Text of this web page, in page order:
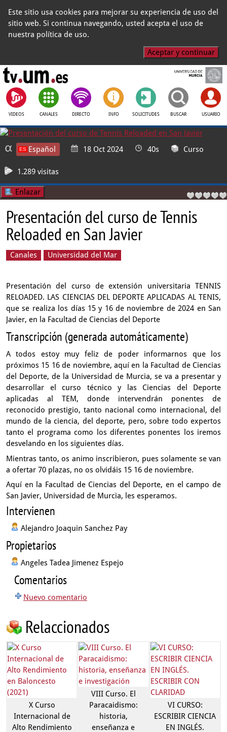
Este sitio usa cookies para mejorar su experiencia de uso del
sitio web. Si continua navegando, usted acepta el uso de
nuestra política de uso.
Aceptar y continuar
VIDEOS CANALES DIRECTO INFO SOLICITUDES BUSCAR USUARIO
Español 18 Oct 2024 40s Curso
1.289 visitas
Enlazar
Presentación del curso de Tennis
Reloaded en San Javier
Canales Universidad del Mar
Presentación del curso de extensión universitaria TENNIS
RELOADED. LAS CIENCIAS DEL DEPORTE APLICADAS AL TENIS,
que se realiza los días 15 y 16 de noviembre de 2024 en San
Javier, en la Facultad de Ciencias del Deporte
Transcripción (generada automáticamente)
A todos estoy muy feliz de poder informarnos que los
próximos 15 16 de noviembre, aquí en la Facultad de Ciencias
del Deporte, de la Universidad de Murcia, se va a presentar y
desarrollar el curso técnico y las Ciencias del Deporte
aplicadas al TEM, donde intervendrán ponentes de
reconocido prestigio, tanto nacional como internacional, del
mundo de la ciencia, del deporte, pero, sobre todo expertos
tanto el programacomo los diferentes ponentes los iremos
desvelando en los siguientes días.
Mientras tanto, os animo inscribieron, pues solamente se van
a ofertar 70 plazas, no os olvidáis 15 16 de noviembre.
Aquí en la Facultad de Ciencias del Deporte,en el campo de
San Javier, Universidad de Murcia, les esperamos.
Intervienen
Alejandro Joaquin Sanchez Pay
Propietarios
Angeles Tadea Jimenez Espejo
Comentarios
Nuevo comentario
Relaccionados
X Curso
Internacional de
Alto Rendimiento
VIII Curso. El
Paracaidismo:
historia,
enseñanza e
VI CURSO:
ESCRIBIR CIENCIA
EN INGLÉS.